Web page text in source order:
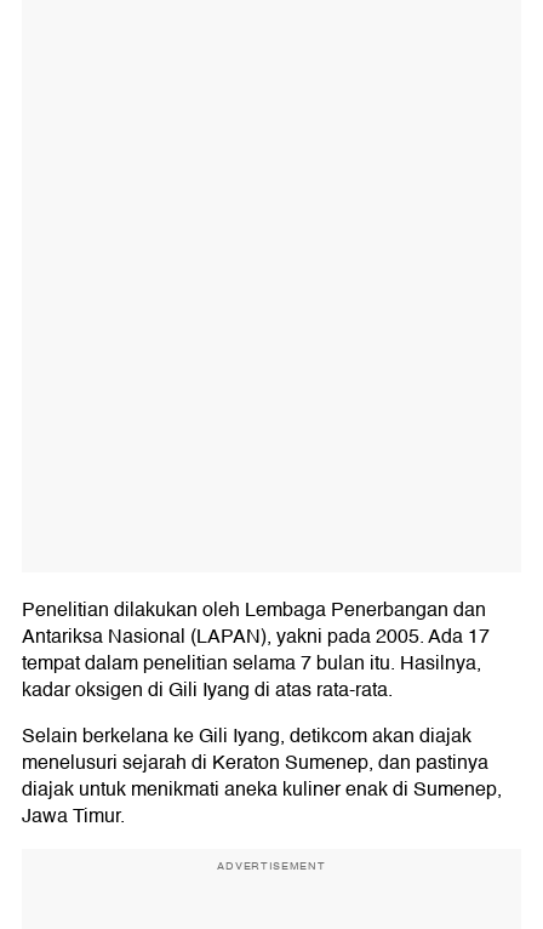
Penelitian dilakukan oleh Lembaga Penerbangan dan
Antariksa Nasional (LAPAN), yakni pada 2005. Ada 17
tempat dalam penelitian selama 7 bulan itu. Hasilnya,
kadar oksigen di Gili Iyang di atas rata-rata.
Selain berkelana ke Gili Iyang, detikcom akan diajak
menelusuri sejarah di Keraton Sumenep, dan pastinya
diajak untuk menikmati aneka kuliner enak di Sumenep,
Jawa Timur.
ADVERTISEMENT